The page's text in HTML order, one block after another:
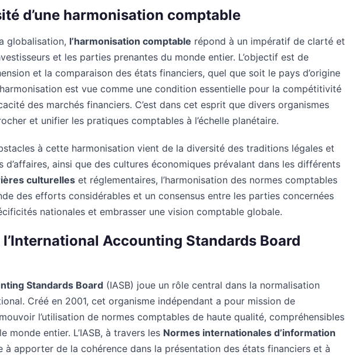
d’une harmonisation comptable
globalisation, l’harmonisation comptable répond à un impératif de clarté et
et les parties prenantes du monde entier. L’objectif est de
et la comparaison des états financiers, quel que soit le pays d’origine
est vue comme une condition essentielle pour la compétitivité
des marchés financiers. C’est dans cet esprit que divers organismes
et unifier les pratiques comptables à l’échelle planétaire.
à cette harmonisation vient de la diversité des traditions légales et
d’affaires, ainsi que des cultures économiques prévalant dans les différents
culturelles et réglementaires, l’harmonisation des normes comptables
des efforts considérables et un consensus entre les parties concernées
nationales et embrasser une vision comptable globale.
l’International Accounting Standards Board
Standards Board (IASB) joue un rôle central dans la normalisation
Créé en 2001, cet organisme indépendant a pour mission de
l’utilisation de normes comptables de haute qualité, compréhensibles
monde entier. L’IASB, à travers les Normes internationales d’information
à apporter de la cohérence dans la présentation des états financiers et à